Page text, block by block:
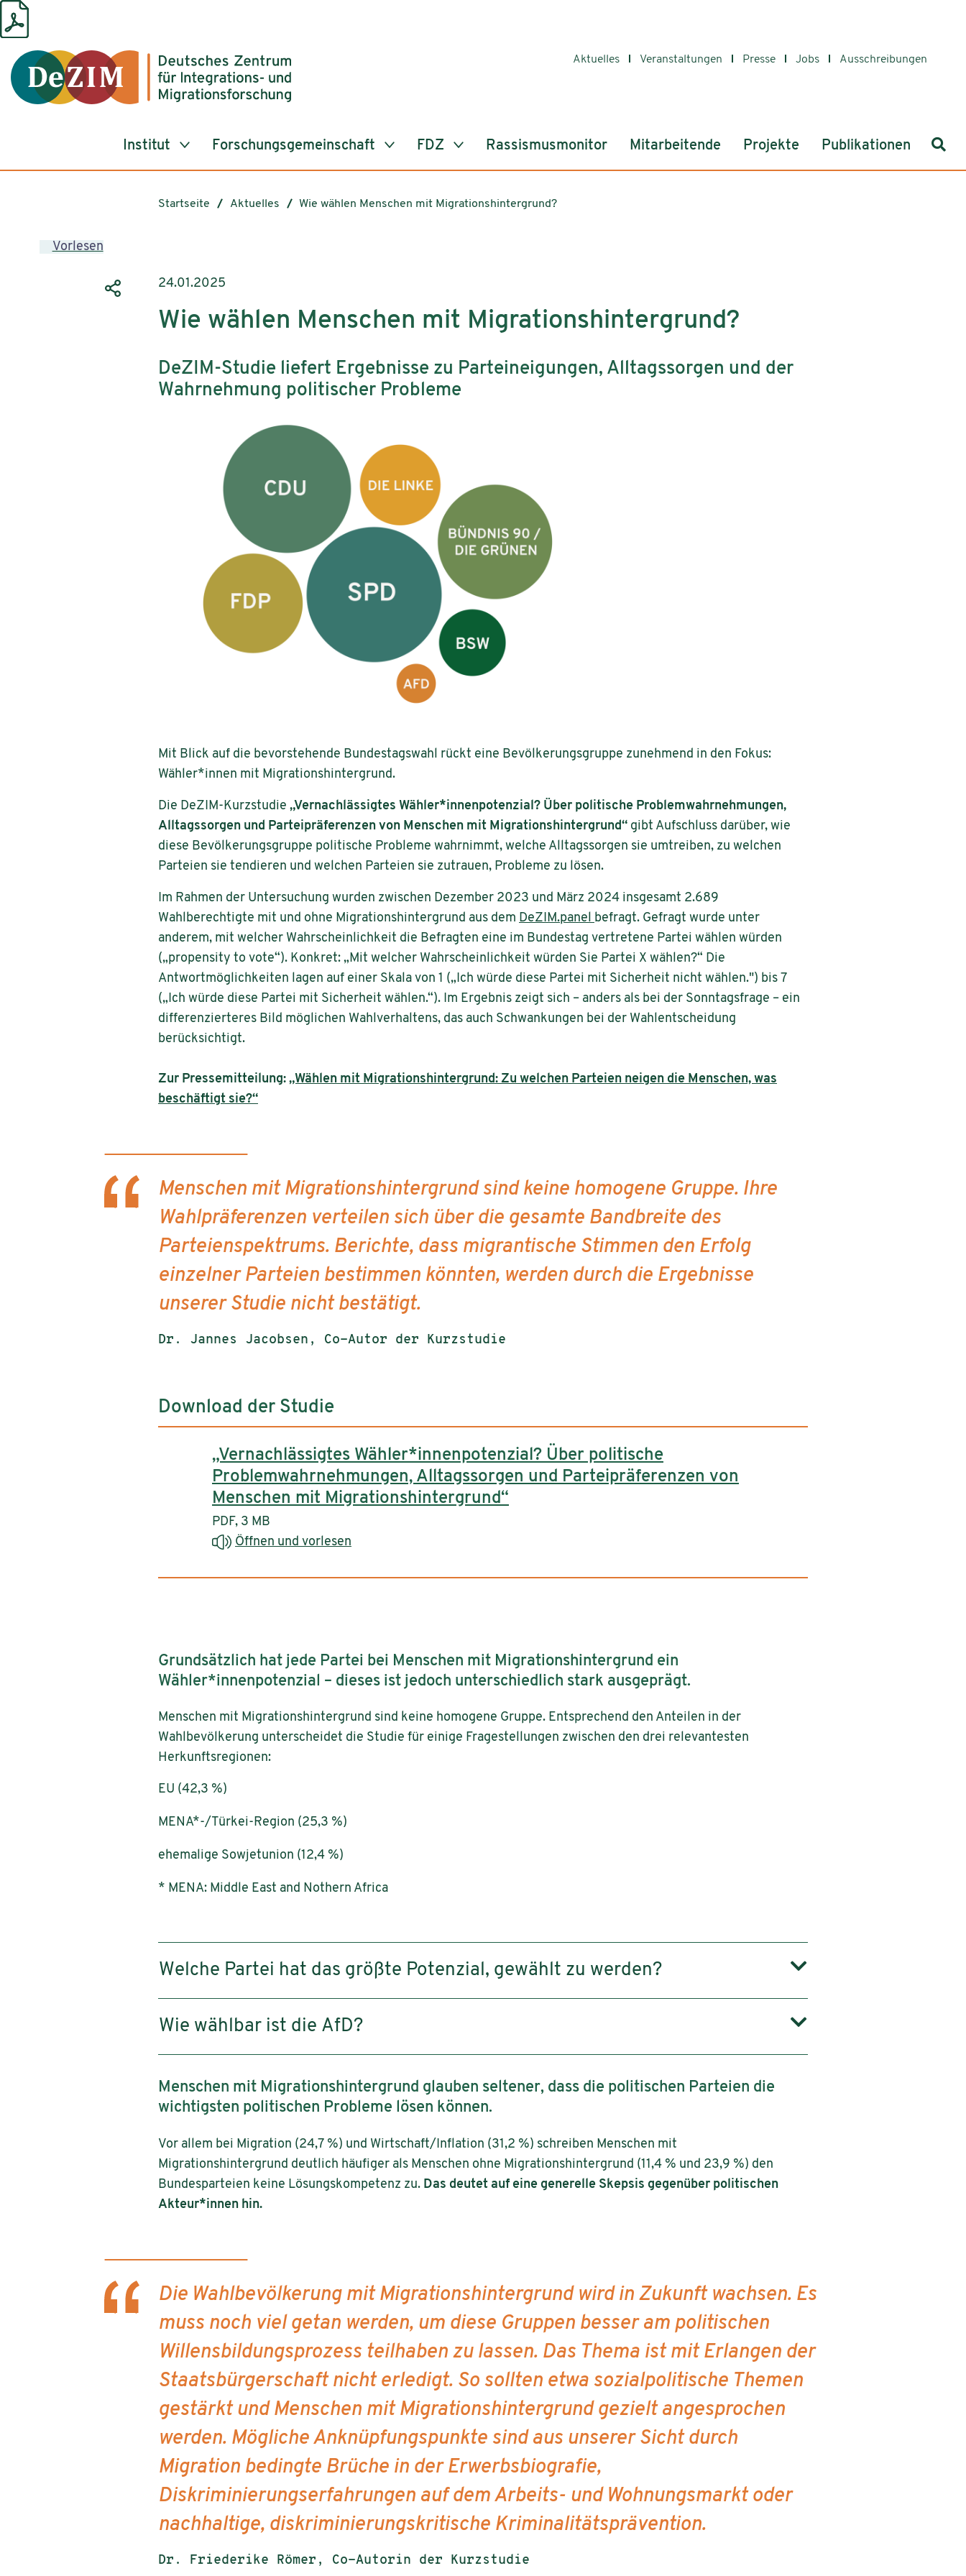
ReadSpeaker webReader springen
Inhalt springen
Navigation springen
Cookie-Einstellungen springen
Aktuelles Veranstaltungen Presse Jobs Ausschreibungen
Institut Forschungsgemeinschaft FDZ Rassismusmonitor Mitarbeitende Projekte Publikationen
Startseite Aktuelles Wie wählen Menschen mit Migrationshintergrund?
Vorlesen
24.01.2025
Wie wählen Menschen mit Migrationshintergrund?
DeZIM-Studie liefert Ergebnisse zu Parteineigungen, Alltagssorgen und der
Wahrnehmung politischer Probleme
Mit Blick auf die bevorstehende Bundestagswahl rückt eine Bevölkerungsgruppe zunehmend in den Fokus:
Wähler*innen mit Migrationshintergrund.
Die DeZIM-Kurzstudie „Vernachlässigtes Wähler*innenpotenzial? Über politische Problemwahrnehmungen,
Alltagssorgen und Parteipräferenzen von Menschen mit Migrationshintergrund“ gibt Aufschluss darüber, wie
diese Bevölkerungsgruppe politische Probleme wahrnimmt, welche Alltagssorgen sie umtreiben, zu welchen
Parteien sie tendieren und welchen Parteien sie zutrauen, Probleme zu lösen.
Im Rahmen der Untersuchung wurden zwischen Dezember 2023 und März 2024 insgesamt 2.689
Wahlberechtigte mit und ohne Migrationshintergrund aus dem DeZIM.panel
befragt. Gefragt wurde unter
anderem, mit welcher Wahrscheinlichkeit die Befragten eine im Bundestag vertretene Partei wählen würden
(„propensity to vote“). Konkret: „Mit welcher Wahrscheinlichkeit würden Sie Partei X wählen?“ Die
Antwortmöglichkeiten lagen auf einer Skala von 1 („Ich würde diese Partei mit Sicherheit nicht wählen.") bis 7
(„Ich würde diese Partei mit Sicherheit wählen.“). Im Ergebnis zeigt sich – anders als bei der Sonntagsfrage – ein
differenzierteres Bild möglichen Wahlverhaltens, das auch Schwankungen bei der Wahlentscheidung
berücksichtigt.
Zur Pressemitteilung: „Wählen mit Migrationshintergrund: Zu welchen Parteien neigen die Menschen, was
beschäftigt sie?“
Menschen mit Migrationshintergrund sind keine homogene Gruppe. Ihre
Wahlpräferenzen verteilen sich über die gesamte Bandbreite des
Parteienspektrums. Berichte, dass migrantische Stimmen den Erfolg
einzelner Parteien bestimmen könnten, werden durch die Ergebnisse
unserer Studie nicht bestätigt.
Dr. Jannes Jacobsen, Co-Autor der Kurzstudie
Download der Studie
„Vernachlässigtes Wähler*innenpotenzial? Über politische
Problemwahrnehmungen, Alltagssorgen und Parteipräferenzen von
Menschen mit Migrationshintergrund“
PDF, 3 MB
Öffnen und vorlesen
Grundsätzlich hat jede Partei bei Menschen mit Migrationshintergrund ein
Wähler*innenpotenzial – dieses ist jedoch unterschiedlich stark ausgeprägt.
Menschen mit Migrationshintergrund sind keine homogene Gruppe. Entsprechend den Anteilen in der
Wahlbevölkerung unterscheidet die Studie für einige Fragestellungen zwischen den drei relevantesten
Herkunftsregionen:
EU (42,3 %)
MENA*-/Türkei-Region (25,3 %)
ehemalige Sowjetunion (12,4 %)
* MENA: Middle East and Nothern Africa
Welche Partei hat das größte Potenzial, gewählt zu werden?
Wie wählbar ist die AfD?
Menschen mit Migrationshintergrund glauben seltener, dass die politischen Parteien die
wichtigsten politischen Probleme lösen können.
Vor allem bei Migration (24,7 %) und Wirtschaft/Inflation (31,2 %) schreiben Menschen mit
Migrationshintergrund deutlich häufiger als Menschen ohne Migrationshintergrund (11,4 % und 23,9 %) den
Bundesparteien keine Lösungskompetenz zu. Das deutet auf eine generelle Skepsis gegenüber politischen
Akteur*innen hin.
Die Wahlbevölkerung mit Migrationshintergrund wird in Zukunft wachsen. Es
muss noch viel getan werden, um diese Gruppen besser am politischen
Willensbildungsprozess teilhaben zu lassen. Das Thema ist mit Erlangen der
Staatsbürgerschaft nicht erledigt. So sollten etwa sozialpolitische Themen
gestärkt und Menschen mit Migrationshintergrund gezielt angesprochen
werden. Mögliche Anknüpfungspunkte sind aus unserer Sicht durch
Migration bedingte Brüche in der Erwerbsbiografie,
Diskriminierungserfahrungen auf dem Arbeits- und Wohnungsmarkt oder
nachhaltige, diskriminierungskritische Kriminalitätsprävention.
Dr. Friederike Römer, Co-Autorin der Kurzstudie